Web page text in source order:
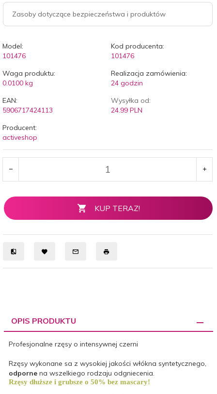
Zasoby dotyczące bezpieczeństwa i produktów
Model:
101476
Kod producenta:
101476
Waga produktu:
0.0100 kg
Realizacja zamówienia:
24 godzin
EAN:
5906717424113
Wysyłka od:
24.99 PLN
Producent:
activeshop
KUP TERAZ!
OPIS PRODUKTU
Profesjonalne rzęsy o intensywnej czerni
Rzęsy wykonane sa z wysokiej jakości włókna syntetycznego,
odporne na wszelkiego rodzaju odgniecenia.
Rzęsy dłuższe i grubsze o 50% bez mascary!